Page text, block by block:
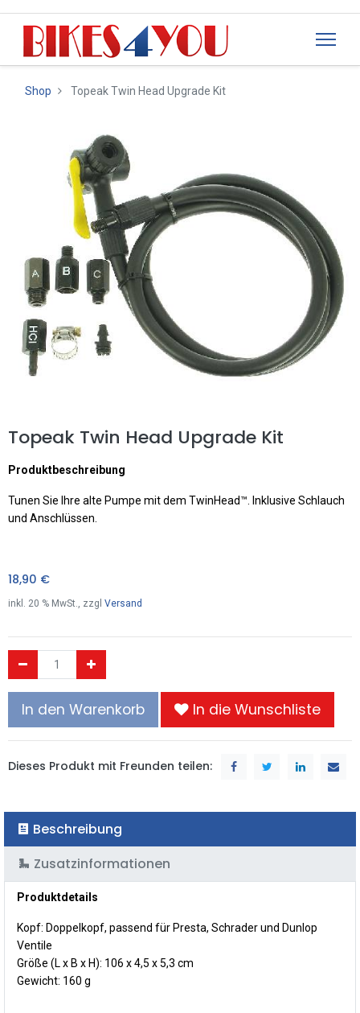
Shop Topeak Twin Head Upgrade Kit
Topeak Twin Head Upgrade Kit
Produktbeschreibung
Tunen Sie Ihre alte Pumpe mit dem TwinHead™. Inklusive Schlauch
und Anschlüssen.
18,90 €
inkl. 20 % MwSt., zzgl Versand
In den Warenkorb In die Wunschliste
Dieses Produkt mit Freunden teilen:
Beschreibung
Zusatzinformationen
Produktdetails
Kopf: Doppelkopf, passend für Presta, Schrader und Dunlop
Ventile
Größe (L x B x H): 106 x 4,5 x 5,3 cm
Gewicht: 160 g